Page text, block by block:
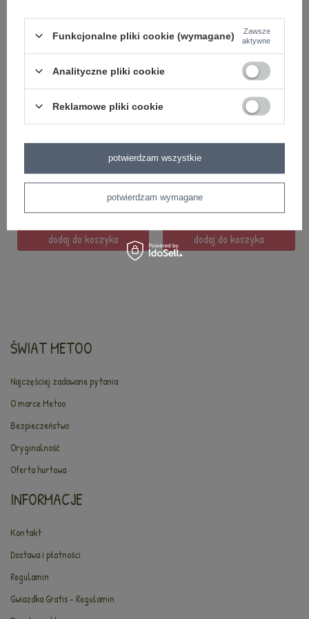
Zestaw Metoo Personalizowany
Sarenka i Przytuliś
249,99 zł
dodaj do koszyka
Zestaw Metoo Personalizowany
Sarenka i Mini Lala
139,99 zł
dodaj do koszyka
ŚWIAT METOO
Najczęściej zadawane pytania
O marce Metoo
Bezpieczeństwo
Oryginalność
Oferta hurtowa
INFORMACJE
Kontakt
Dostawa i płatności
Regulamin
Gwiazdka Gratis - Regulamin
Funkcjonalne pliki cookie (wymagane)
Zawsze
aktywne
Analityczne pliki cookie
Reklamowe pliki cookie
potwierdzam wymagane
potwierdzam wszystkie